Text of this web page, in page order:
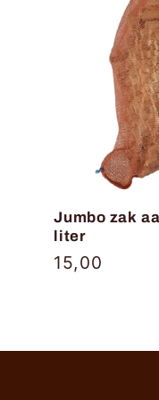
Jumbo zak
liter
Normale
15,00